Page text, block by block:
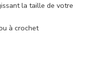
la taille de votre
à crochet